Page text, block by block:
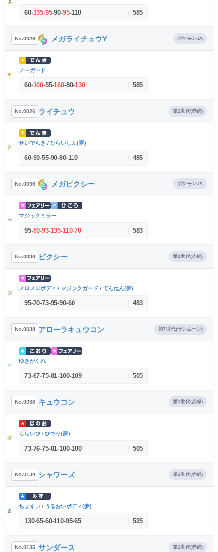
60-135-95-90-95-110 | 585
No.0026 メガライチュウY ポケモンZA
ノーガード
60-100-55-160-80-130 | 585
No.0026 ライチュウ 第1世代(赤緑)
せいでんき / ひらいしん(夢)
60-90-55-90-80-110 | 485
No.0036 メガピクシー ポケモンZA
マジックミラー
95-80-93-135-110-70 | 583
No.0036 ピクシー 第1世代(赤緑)
メロメロボディ / マジックガード / てんねん(夢)
95-70-73-95-90-60 | 483
No.0038 アローラキュウコン 第7世代(サンムーン)
ゆきがくれ
73-67-75-81-100-109 | 505
No.0038 キュウコン 第1世代(赤緑)
もらいび/ ひでり(夢)
73-76-75-81-100-100 | 505
No.0134 シャワーズ 第1世代(赤緑)
ちょすい / うるおいボディ(夢)
130-65-60-110-95-65 | 525
No.0135 サンダース 第1世代(赤緑)